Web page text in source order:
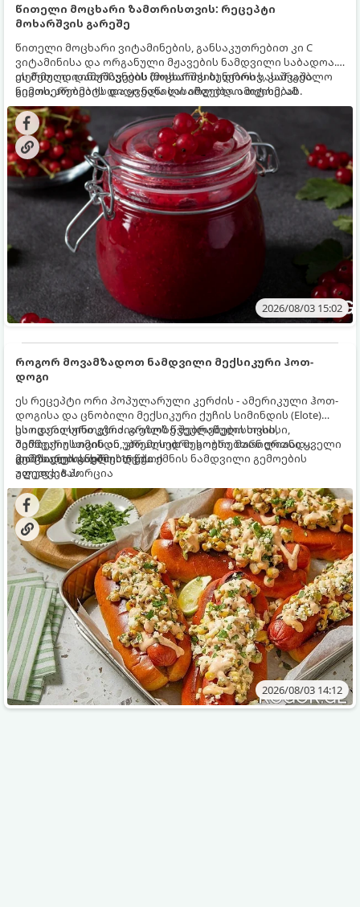
წითელი მოცხარი ზამთრისთვის: რეცეპტი
მოხარშვის გარეშე
წითელი მოცხარი ვიტამინების, განსაკუთრებით კი C
ვიტამინისა და ორგანული მჟავების ნამდვილი საბადოა.
თერმული დამუშავების (მოხარშვის) დროს სასარგებლო
ნივთიერებების დიდი ნაწილი იშლება. ამიტომ, ამ
კენკრის ზამთრისთვის შესანახად საუკეთესო გზა
„ცოცხალი ჯემის“ მომზადებაა - მოხარშვის გარეშე.
ეს მეთოდი ინარჩუნებს მოცხარის ბუნებრივ, კაშკაშა
გემოს, არომატს და ყველა სასარგებლო თვისებას.
2026/08/03 15:02
როგორ მოვამზადოთ ნამდვილი მექსიკური ჰოთ-
დოგი
ეს რეცეპტი ორი პოპულარული კერძის - ამერიკული ჰოთ-
დოგისა და ცნობილი მექსიკური ქუჩის სიმინდის (Elote)
საოცარი სინთეზია. გრილზე შებრაწული სოსისი,
შემწვარი სიმინდი, კრემისებრი სოუსი, მარილიანი ყველი
და ცხარე სანელებლები ქმნის ნამდვილი გემოების
აფეთქებას.
ეს იდეალური კერძია ეზოს წვეულებებისთვის,
ბარბექიუსთვის ან უბრალოდ მეგობრებთან ერთად
გემრიელი ვახშმისთვის.
მომზადების დრო: 15 წუთი
ულუფა: 8 პორცია
2026/08/03 14:12